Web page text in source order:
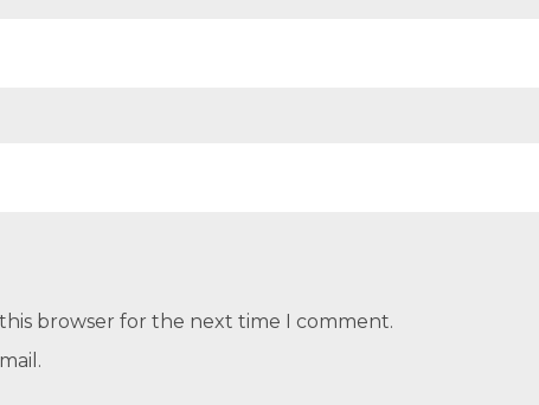
browser for the next time I comment.